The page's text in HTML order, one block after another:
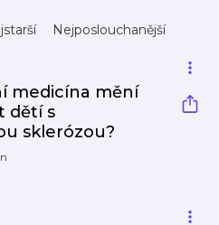
Nejposlouchanější
medicína mění
dětí s
sklerózou?